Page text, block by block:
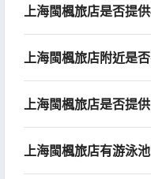
上海閩楓旅店是否提
上海閩楓旅店附近是
上海閩楓旅店是否提
上海閩楓旅店有游泳